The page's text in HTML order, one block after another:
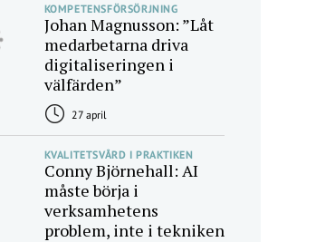
KOMPETENSFÖRSÖRJNING
Johan Magnusson: ”Låt
medarbetarna driva
digitaliseringen i
välfärden”
27 april
KVALITETSVÅRD I PRAKTIKEN
Conny Björnehall: AI
måste börja i
verksamhetens
problem, inte i tekniken